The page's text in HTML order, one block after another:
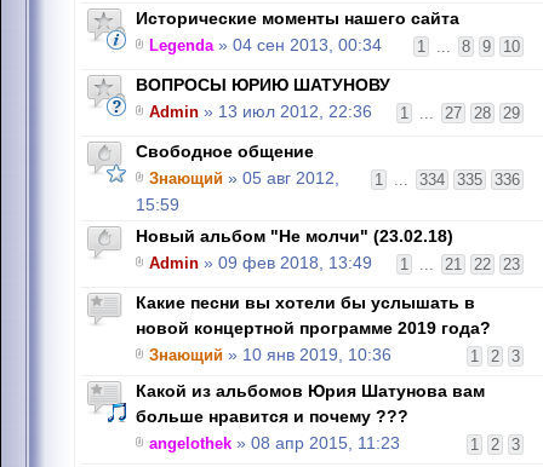
Исторические моменты нашего сайта
1 ... 8 9 10
Legenda» 04 сен 2013, 00:34
ВОПРОСЫ ЮРИЮ ШАТУНОВУ
1 ... 27 28 29
Admin » 13 июл 2012, 22:36
Свободное общение
1 ... 334 335 336
Знающий » 05 авг 2012,
15:59
Новый альбом "Не молчи" (23.02.18)
1 ... 21 22 23
Admin » 09 фев 2018, 13:49
Какие песни вы хотели бы услышать в
новой концертной программе 2019 года?
1 2 3
Знающий » 10 янв 2019, 10:36
Какой из альбомов Юрия Шатунова вам
больше нравится и почему ???
1 2 3
angelothek » 08 апр 2015, 11:23